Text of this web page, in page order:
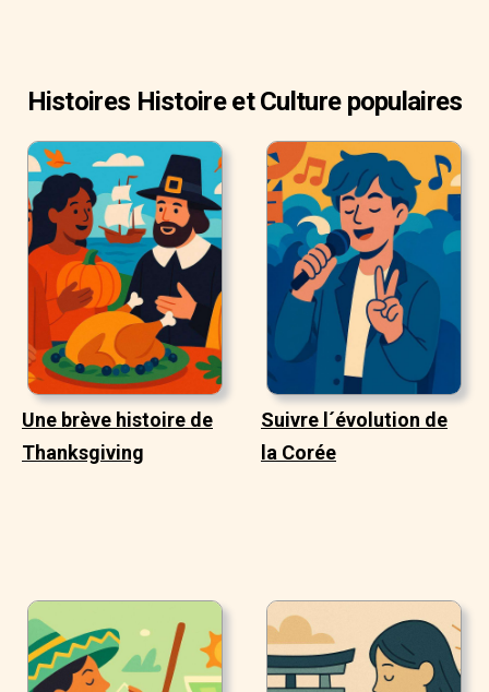
Histoires Histoire et Culture populaires
Une brève histoire de
Thanksgiving
Suivre l´évolution de
la Corée